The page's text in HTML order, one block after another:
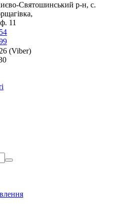
Святошинський р-н, c.
11
(Viber)